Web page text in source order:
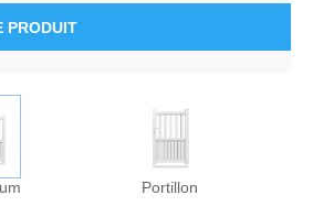
PRODUIT
Portillon